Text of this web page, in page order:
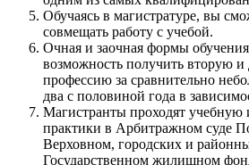
Обучаясь в магистратуре, вы
совмещать работу с учебой.
Очная и заочная формы
возможность получить вторую и
профессию за сравнительно
два с половиной года в
Магистранты проходят учебную
практики в Арбитражном суде
Верховном, городских и
Государственном жилищном